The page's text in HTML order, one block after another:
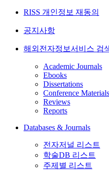
RISS 개인정보 재동의
공지사항
해외전자정보서비스 검
Academic Journals
Ebooks
Dissertations
Conference Materials
Reviews
Reports
Databases & Journals
전자저널 리스트
학술DB 리스트
주제별 리스트